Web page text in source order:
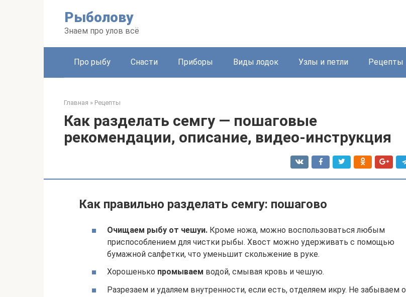
Рыболову
Знаем про улов всё
Про рыбу Снасти Приборы Виды лодок Узлы и петли Рецепты
Главная » Рецепты
Как разделать семгу — пошаговые
рекомендации, описание, видео-инструкция
Как правильно разделать семгу: пошагово
Очищаем рыбу от чешуи. Кроме ножа, можно воспользоваться любым
приспособлением для чистки рыбы. Хвост можно удерживать с помощью
бумажной салфетки, что уменьшит скольжение в руке.
Хорошенько промываем водой, смывая кровь и чешую.
Разрезаем и удаляем внутренности, если есть, отделяем икру. Не забываем о